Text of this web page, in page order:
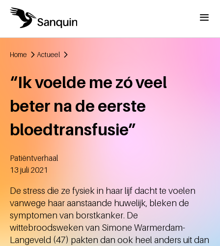
Overslaan en naar de inhoud gaan
Menu
Home Actueel
“Ik voelde me zó veel
beter na de eerste
bloedtransfusie”
Patiëntverhaal
Aangemaakt
13 juli 2021
De stress die ze fysiek in haar lijf dacht te voelen
vanwege haar aanstaande huwelijk, bleken de
symptomen van borstkanker. De
wittebroodsweken van Simone Warmerdam-
Langeveld (47) pakten dan ook heel anders uit dan